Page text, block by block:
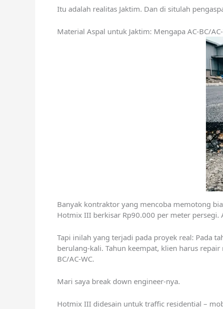
Itu adalah realitas Jaktim. Dan di situlah
Material Aspal untuk Jaktim: Mengapa AC-BC/
Banyak kontraktor yang mencoba memotong
Hotmix III berkisar Rp90.000 per meter persegi.
Tapi inilah yang terjadi pada proyek real: Pada
berulang-kali. Tahun keempat, klien harus
BC/AC-WC.
Mari saya break down engineer-nya.
Hotmix III didesain untuk traffic residential –